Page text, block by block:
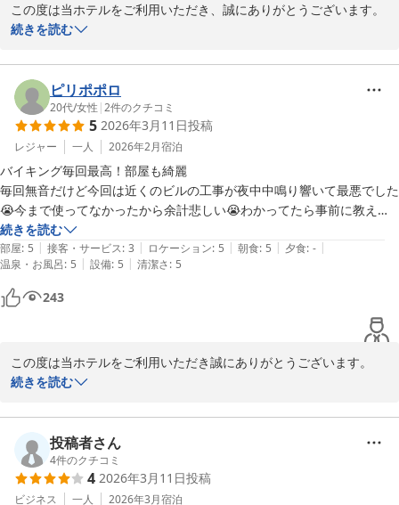
この度は当ホテルをご利用いただき、誠にありがとうございます。
また、清掃や館内設備についてお褒めのお言葉を頂戴し、大変嬉し
うで何よりでございます。
一方で、夕食付きプランでご利用いただいた館内レストランのメニ
ューにつきまして、ご期待に沿えず申し訳ございませんでした。頂
戴したご意見はレストラン担当とも共有し、今後のメニュー内容の
見直しや改善の参考とさせていただきます。
また、宿泊料金に関する貴重なご意見もありがとうございます。い
ただいたお声を真摯に受け止め、今後も設備だけでなく、よりご満
足いただけるサービスと価値をご提供できるよう努めてまいりま
す。
お忙しい中、貴重なご感想をお寄せいただき誠にありがとうござい
ベッセルイン高田馬場駅前（新宿・池袋）
続きを読む
ピリポポロ
20代/女性 |2件のクチコミ
5 2026年3月11日投稿
レジャー 一人 2026年2月宿泊
バイキング毎回最高！部屋も綺麗
毎回無音だけど今回は近くのビルの工事が夜中中鳴り響いて最悪でした
😭今まで使ってなかったから余計悲しい😭わかってたら事前に教えて
いただきたかった😭けどまた使います😭
続きを読む
部屋: 5 | 接客・サービス: 3 | ロケーション: 5 | 朝食: 5 | 夕食: - |
温泉・お風呂: 5 | 設備: 5 | 清潔さ: 5
243
この度は当ホテルをご利用いただき誠にありがとうございます。
また、その際のご感想をお寄せいただき重ねてお礼申しあげます。
す。
またこちらへお越しの際は、ぜひ当ホテルをご利用ください。
ベッセルイン高田馬場駅前　フロント　イエ
続きを読む
投稿者さん
4件のクチコミ
4 2026年3月11日投稿
ビジネス 一人 2026年3月宿泊